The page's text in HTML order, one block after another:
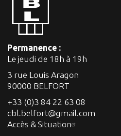
Permanence :
Le jeudi de 18h à 19h
3 rue Louis Aragon
90000 BELFORT
+33 (0)3 84 22 63 08
cbl.belfort@gmail.com
Accès & Situation